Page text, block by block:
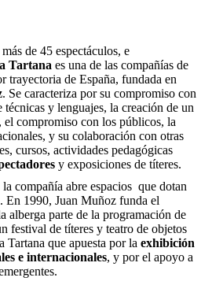
de 45 espectáculos, e
Tartana es una de las compañías de
trayectoria de España, fundada en
. Se caracteriza por su compromiso con
y lenguajes, la creación de un
el compromiso con los públicos, la
y su colaboración con otras
cursos, actividades pedagógicas
y exposiciones de títeres.
compañía abre espacios que dotan
En 1990, Juan Muñoz funda el
alberga parte de la programación de
festival de títeres y teatro de objetos
que apuesta por la exhibición
e internacionales, y por el apoyo a